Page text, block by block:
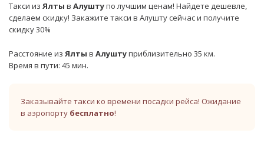
Такси из Ялты в Алуштупо лучшим ценам! Найдете дешевле,
сделаем скидку! Закажите такси в Алушту сейчас и получите
скидку 30%
Расстояние из Ялты в Алуштуприблизительно 35 км.
Время в пути: 45 мин.
Заказывайте такси ко времени посадки рейса! Ожидание
в аэропорту бесплатно!